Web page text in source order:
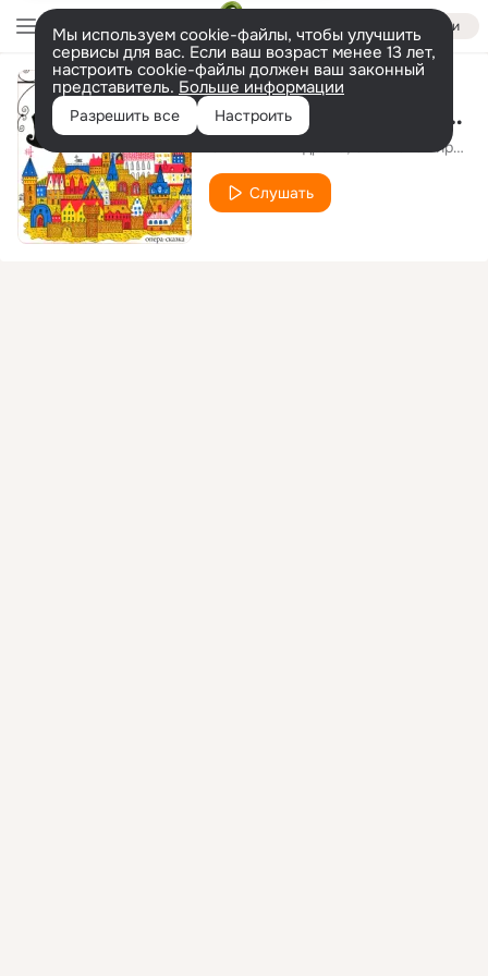
Войти
Мы используем cookie-файлы, чтобы улучшить
сервисы для вас. Если ваш возраст менее 13 лет,
настроить cookie-файлы должен ваш законный
представитель. Больше информации
Разрешить все Настроить Город мастеров, вступление: "Начинаем, начинаем"
Светлана Гирич-Калганова
Слушать